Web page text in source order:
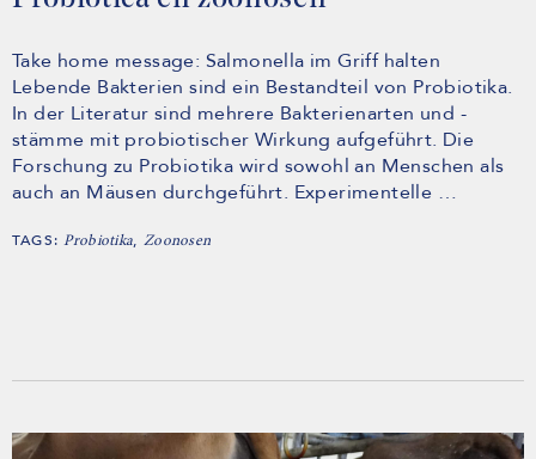
Take home message: Salmonella im Griff halten
Lebende Bakterien sind ein Bestandteil von Probiotika.
In der Literatur sind mehrere Bakterienarten und -
stämme mit probiotischer Wirkung aufgeführt. Die
Forschung zu Probiotika wird sowohl an Menschen als
auch an Mäusen durchgeführt. Experimentelle …
TAGS:Probiotika, Zoonosen